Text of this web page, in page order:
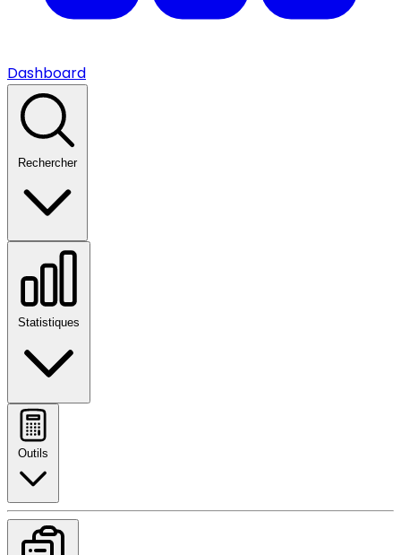
Dashboard
Rechercher
Statistiques
Outils